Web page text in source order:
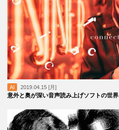
AI 2019.04.15 [月]
意外と奥が深い音声読み上げソフトの世界